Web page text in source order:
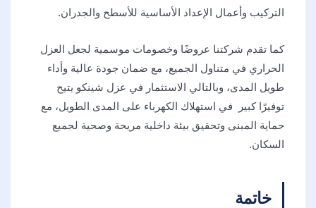
التركيب وأعمال الإعداد الأساسية للأسطح والجدران.
كما تقدم شركتنا عروضًا وخصومات موسمية لجعل العزل
الحراري في متناول الجميع، مع ضمان جودة عالية وأداء
طويل المدى، وبالتالي الاستثمار في عزل شينكو يتيح
توفيرًا كبير في استهلاك الكهرباء على المدى الطويل، مع
حماية المبنى وتحقيق بيئة داخلية مريحة وصحية لجميع
السكان.
خاتمة